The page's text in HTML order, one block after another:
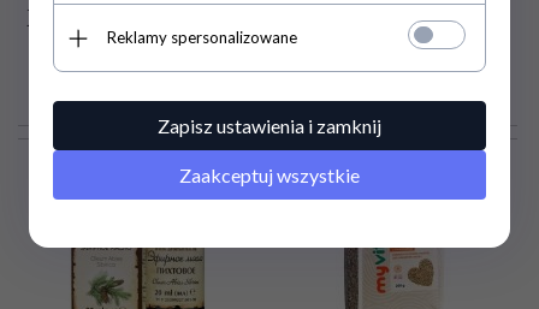
Mocznik 10%
26,00 PLN 22,00 PLN
Reklamy spersonalizowane
Zapisz ustawienia i zamknij
Zaakceptuj wszystkie